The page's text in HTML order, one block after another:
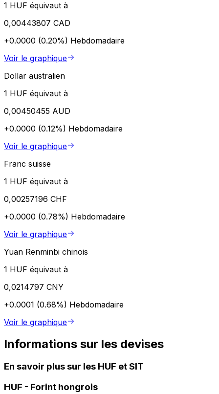
1 HUF équivaut à
0,00443807 CAD
+0.0000 (0.20%) Hebdomadaire
Voir le graphique
Dollar australien
1 HUF équivaut à
0,00450455 AUD
+0.0000 (0.12%) Hebdomadaire
Voir le graphique
Franc suisse
1 HUF équivaut à
0,00257196 CHF
+0.0000 (0.78%) Hebdomadaire
Voir le graphique
Yuan Renminbi chinois
1 HUF équivaut à
0,0214797 CNY
+0.0001 (0.68%) Hebdomadaire
Voir le graphique
Informations sur les devises
En savoir plus sur les HUF et SIT
HUF - Forint hongrois